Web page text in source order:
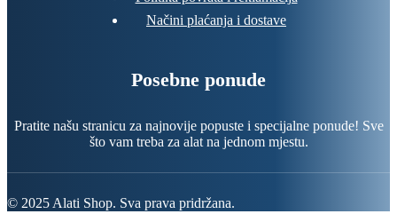
Načini plaćanja i dostave
Posebne ponude
Pratite našu stranicu za najnovije popuste i specijalne ponude! Sve
što vam treba za alat na jednom mjestu.
© 2025 Alati Shop. Sva prava pridržana.